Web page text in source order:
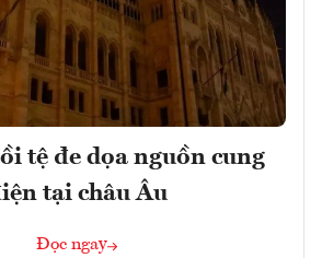
tệ đe dọa nguồn cung
tại châu Âu
Đọc ngay